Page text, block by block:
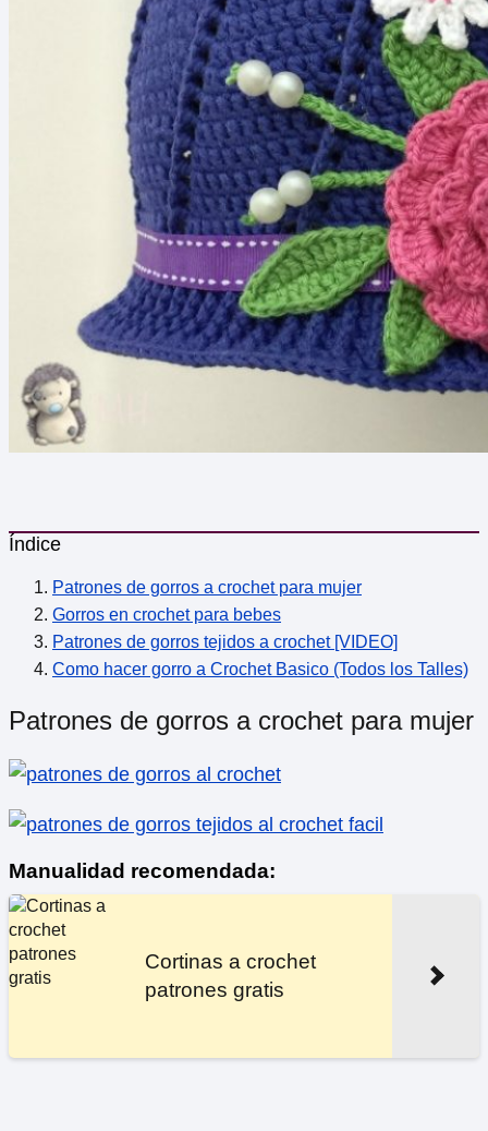
Índice
Patrones de gorros a crochet para mujer
Gorros en crochet para bebes
Patrones de gorros tejidos a crochet [VIDEO]
Como hacer gorro a Crochet Basico (Todos los Talles)
Patrones de gorros a crochet para mujer
Manualidad recomendada:
Cortinas a crochet
patrones gratis